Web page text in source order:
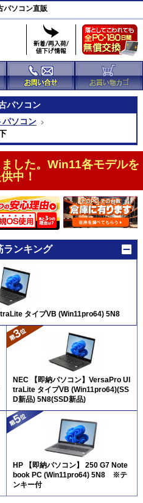
パソコン直販
パソコン
パソコン
した。Win11各モデルを
中！
ランキング
タイプVB (Win11pro64) 5N8
NEC 【即納パソコン】VersaPro Ul
traLite タイプVB (Win11pro64)(SS
D新品) 5N8(SSD新品)
HP 【即納パソコン】 250 G7 Note
book PC (Win11pro64) 5N8 ※テ
ンキー付